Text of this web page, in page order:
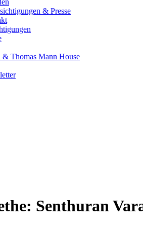
& Presse
Thomas Mann House
Senthuran